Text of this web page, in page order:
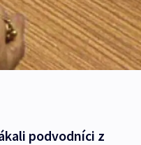
podvodníci z